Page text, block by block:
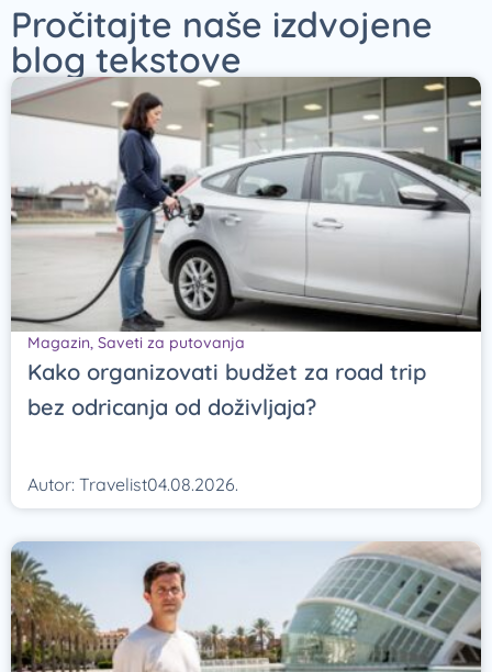
Pročitajte naše izdvojene
blog tekstove
Magazin, Saveti za putovanja
Kako organizovati budžet za road trip
bez odricanja od doživljaja?
Autor: Travelist04.08.2026.